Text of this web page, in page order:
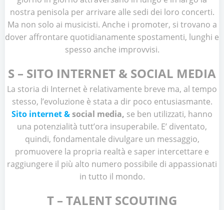
nostra penisola per arrivare alle sedi dei loro concerti.
Ma non solo ai musicisti. Anche i promoter, si trovano a
dover affrontare quotidianamente spostamenti, lunghi e
spesso anche improvvisi.
S – SITO INTERNET & SOCIAL MEDIA
La storia di Internet è relativamente breve ma, al tempo
stesso, l’evoluzione è stata a dir poco entusiasmante.
Sito internet &social media, se ben utilizzati, hanno
una potenzialità tutt’ora insuperabile. E’ diventato,
quindi, fondamentale divulgare un messaggio,
promuovere la propria realtà e saper intercettare e
raggiungere il più alto numero possibile di appassionati
in tutto il mondo.
T – TALENT SCOUTING